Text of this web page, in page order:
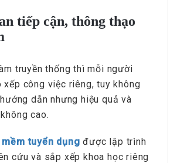
tiếp cận, thông thạo
truyền thống thì mỗi người
xếp công việc riêng, tuy không
dẫn nhưng hiệu quả và
cao.
mềm tuyển dụng được lập trình
cứu và sắp xếp khoa học riêng